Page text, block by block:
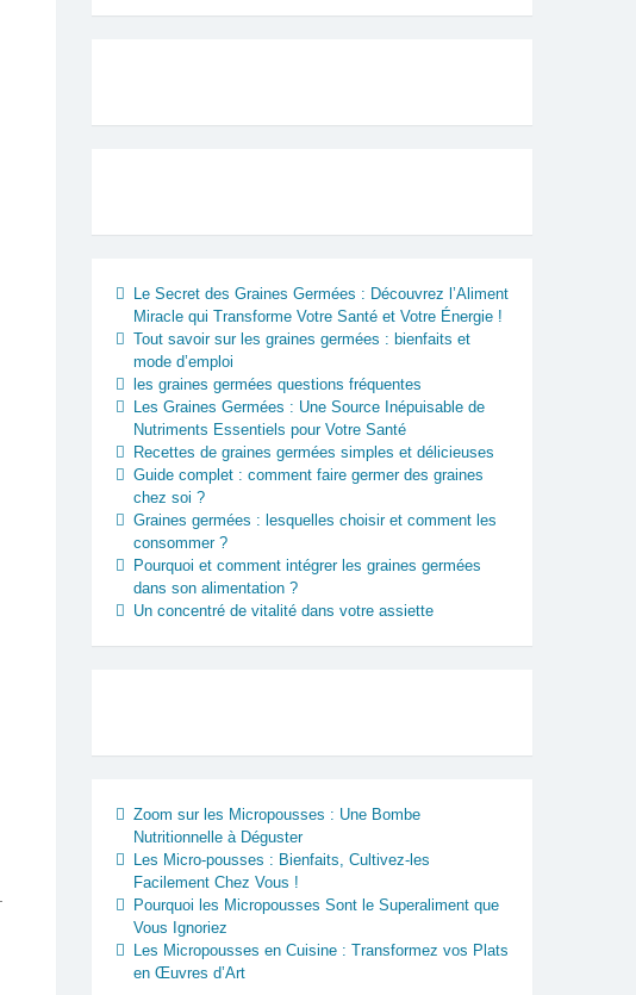
Le Secret des Graines Germées : Découvrez l’Aliment
Miracle qui Transforme Votre Santé et Votre Énergie !
Tout savoir sur les graines germées : bienfaits et
mode d’emploi
les graines germées questions fréquentes
Les Graines Germées : Une Source Inépuisable de
Nutriments Essentiels pour Votre Santé
Recettes de graines germées simples et délicieuses
Guide complet : comment faire germer des graines
chez soi ?
Graines germées : lesquelles choisir et comment les
consommer ?
Pourquoi et comment intégrer les graines germées
dans son alimentation ?
Un concentré de vitalité dans votre assiette
Zoom sur les Micropousses : Une Bombe
Nutritionnelle à Déguster
Les Micro-pousses : Bienfaits, Cultivez-les
Facilement Chez Vous !
Pourquoi les Micropousses Sont le Superaliment que
Vous Ignoriez
Les Micropousses en Cuisine : Transformez vos Plats
en Œuvres d’Art